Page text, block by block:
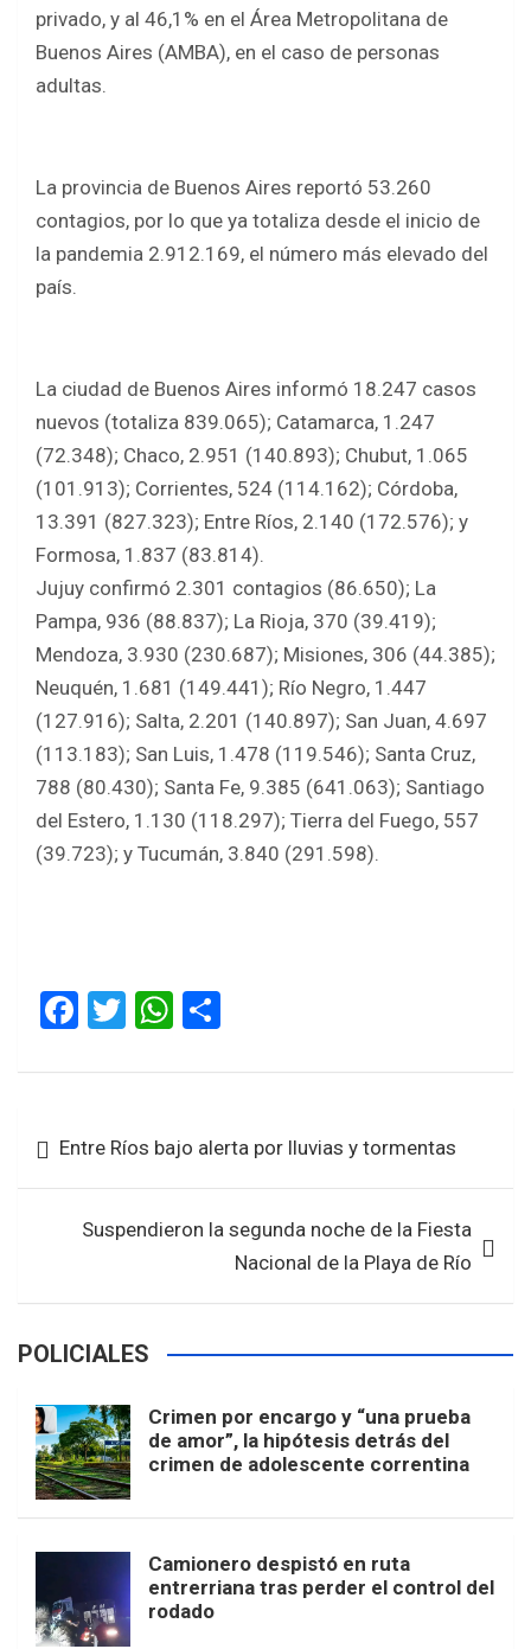
privado, y al 46,1% en el Área Metropolitana de
Buenos Aires (AMBA), en el caso de personas
adultas.
La provincia de Buenos Aires reportó 53.260
contagios, por lo que ya totaliza desde el inicio de
la pandemia 2.912.169, el número más elevado del
país.
La ciudad de Buenos Aires informó 18.247 casos
nuevos (totaliza 839.065); Catamarca, 1.247
(72.348); Chaco, 2.951 (140.893); Chubut, 1.065
(101.913); Corrientes, 524 (114.162); Córdoba,
13.391 (827.323); Entre Ríos, 2.140 (172.576); y
Formosa, 1.837 (83.814).
Jujuy confirmó 2.301 contagios (86.650); La
Pampa, 936 (88.837); La Rioja, 370 (39.419);
Mendoza, 3.930 (230.687); Misiones, 306 (44.385);
Neuquén, 1.681 (149.441); Río Negro, 1.447
(127.916); Salta, 2.201 (140.897); San Juan, 4.697
(113.183); San Luis, 1.478 (119.546); Santa Cruz,
788 (80.430); Santa Fe, 9.385 (641.063); Santiago
del Estero, 1.130 (118.297); Tierra del Fuego, 557
(39.723); y Tucumán, 3.840 (291.598).
F
ce
o
o
k
T
tt
W
at
A
p
p
ar
de
entradas
Entre Ríos bajo alerta por lluvias y tormentas
Suspendieron la segunda noche de la Fiesta
Nacional de la Playa de Río
POLICIALES
Crimen por encargo y “una prueba
de amor”, la hipótesis detrás del
crimen de adolescente correntina
Camionero despistó en ruta
entrerriana tras perder el control del
rodado